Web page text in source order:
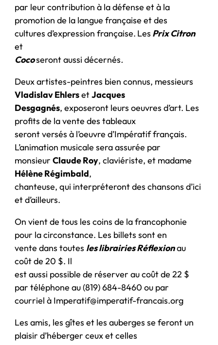
par leur contribution à la défense et à la
promotion de la langue française et des
cultures d’expression française. Les Prix Citron
et
Cocoseront aussi décernés.
Deux artistes-peintres bien connus, messieurs
Vladislav EhlersetJacques
Desgagnés, exposeront leurs oeuvres d’art. Les
profits de la vente des tableaux
seront versés à l’oeuvre d’Impératif français.
L’animation musicale sera assurée par
monsieur Claude Roy, claviériste, et madame
Hélène Régimbald,
chanteuse, qui interpréteront des chansons d’ici
et d’ailleurs.
On vient de tous les coins de la francophonie
pour la circonstance. Les billets sont en
vente dans toutes les librairies Réflexionau
coût de 20 $. Il
est aussi possible de réserver au coût de 22 $
par téléphone au (819) 684-8460 ou par
courriel à Imperatif@imperatif-francais.org
Les amis, les gîtes et les auberges se feront un
plaisir d’héberger ceux et celles